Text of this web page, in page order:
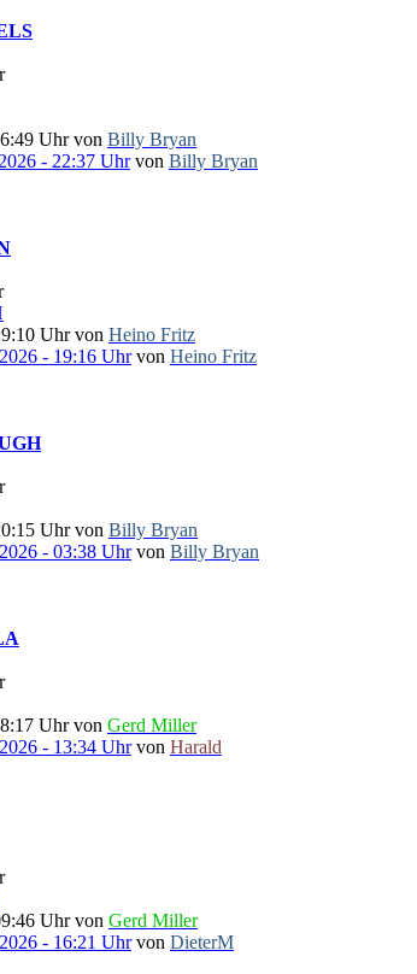
Uhr von Billy Bryan
- 22:37 Uhrvon Billy Bryan
Uhr von Heino Fritz
- 19:16 Uhrvon Heino Fritz
Uhr von Billy Bryan
- 03:38 Uhrvon Billy Bryan
Uhr von Gerd Miller
- 13:34 Uhrvon Harald
Uhr von Gerd Miller
- 16:21 Uhrvon DieterM